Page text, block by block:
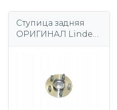
Ступица задняя
ОРИГИНАЛ Linde